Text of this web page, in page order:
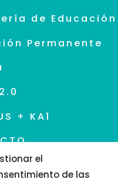
el
de las
de Educación
Permanente
+ KA1